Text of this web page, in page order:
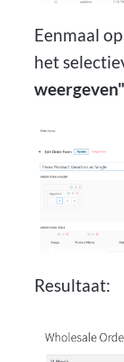
Eenmaal
het
weergeven"
Resultaat: